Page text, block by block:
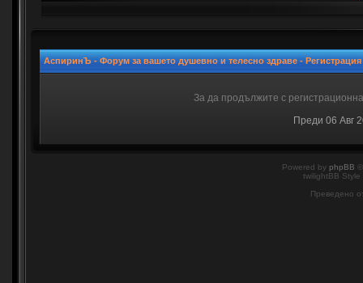
АспиринЪ - Форум за вашето душевно и телесно здраве - Регистрация
За да продължите с
Преди 06 Авг
Powered by phpBB
twilightBB
Преведено